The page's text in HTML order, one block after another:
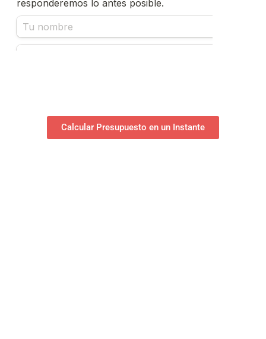
Calcular Presupuesto en un Instante